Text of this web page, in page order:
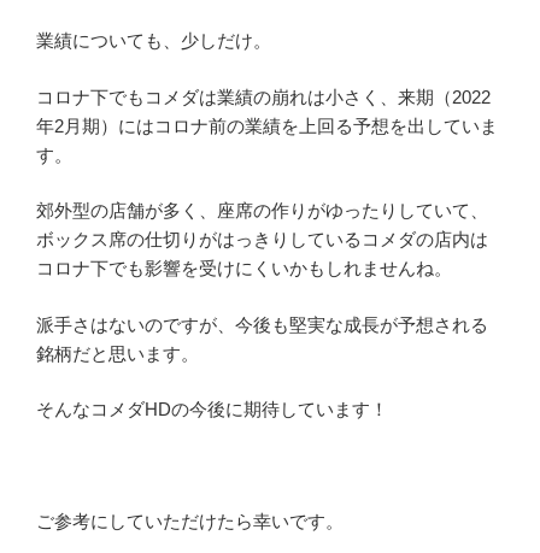
業績についても、少しだけ。
コロナ下でもコメダは業績の崩れは小さく、来期（2022
年2月期）にはコロナ前の業績を上回る予想を出していま
す。
郊外型の店舗が多く、座席の作りがゆったりしていて、
ボックス席の仕切りがはっきりしているコメダの店内は
コロナ下でも影響を受けにくいかもしれませんね。
派手さはないのですが、今後も堅実な成長が予想される
銘柄だと思います。
そんなコメダHDの今後に期待しています！
ご参考にしていただけたら幸いです。